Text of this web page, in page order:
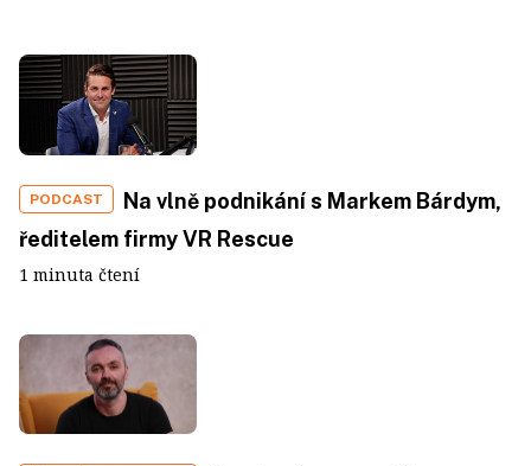
PODCAST
Na vlně podnikání s Markem Bárdym,
ředitelem firmy VR Rescue
1 minuta čtení